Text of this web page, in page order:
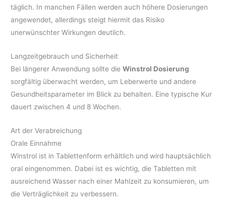
täglich. In manchen Fällen werden auch höhere Dosierungen
angewendet, allerdings steigt hiermit das Risiko
unerwünschter Wirkungen deutlich.
Langzeitgebrauch und Sicherheit
Bei längerer Anwendung sollte dieWinstrol Dosierung
sorgfältig überwacht werden, um Leberwerte und andere
Gesundheitsparameter im Blick zu behalten. Eine typische Kur
dauert zwischen 4 und 8 Wochen.
Art der Verabreichung
Orale Einnahme
Winstrol ist in Tablettenform erhältlich und wird hauptsächlich
oral eingenommen. Dabei ist es wichtig, die Tabletten mit
ausreichend Wasser nach einer Mahlzeit zu konsumieren, um
die Verträglichkeit zu verbessern.